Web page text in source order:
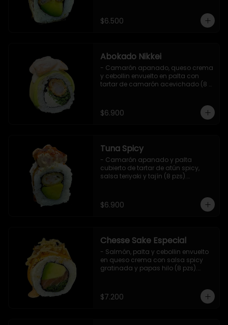
$6.500
Abokado Nikkei
- Camarón apanado, queso crema
y cebollin envuelto en palta con
tartar de camarón acevichado (8
$6.900
Tuna Spicy
- Camarón apanado y palta
cubierto de tartar de atún spicy,
salsa teriyaki y tajín (8 pzs).
$6.900
Chesse Sake Especial
- Salmón, palta y cebollin envuelto
en queso crema con salsa spicy
gratinada y papas hilo (8 pzs).
$7.200